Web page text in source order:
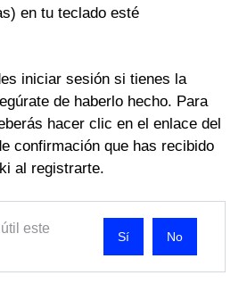
en tu teclado esté
iniciar sesión si tienes la
de haberlo hecho. Para
hacer clic en el enlace del
confirmación que has recibido
al registrarte.
este
No